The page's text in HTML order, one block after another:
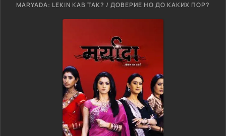
MARYADA: LEKIN KAB TAK? / ДОВЕРИЕ НО ДО КАКИХ ПОР?